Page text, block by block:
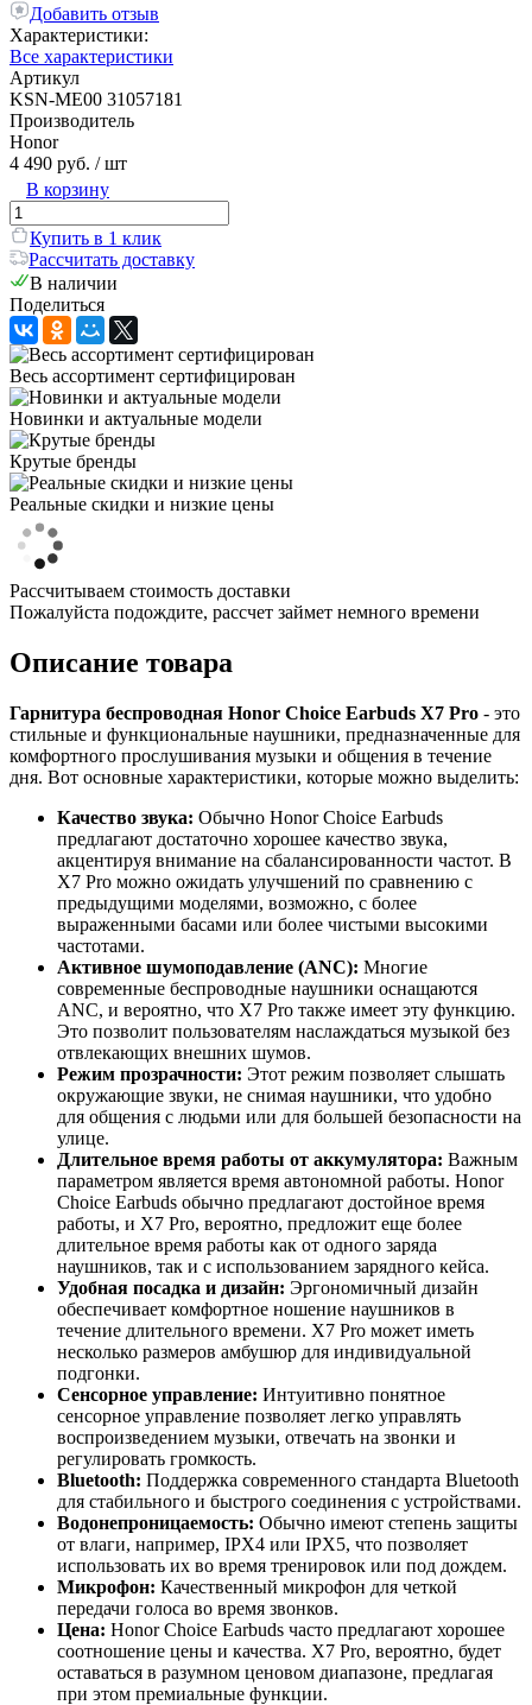
Добавить отзыв
Характеристики:
Все характеристики
Артикул
KSN-ME00 31057181
Производитель
Honor
4 490 руб. / шт
В корзину
Купить в 1 клик
Рассчитать доставку
В наличии
Поделиться
Весь ассортимент сертифицирован
Новинки и актуальные модели
Крутые бренды
Реальные скидки и низкие цены
Рассчитываем стоимость доставки
Пожалуйста подождите, рассчет займет немного времени
Описание товара
Гарнитура беспроводная Honor Choice Earbuds X7 Pro - это
стильные и функциональные наушники, предназначенные для
комфортного прослушивания музыки и общения в течение
дня. Вот основные характеристики, которые можно выделить:
Качество звука: Обычно Honor Choice Earbuds
предлагают достаточно хорошее качество звука,
акцентируя внимание на сбалансированности частот. В
X7 Pro можно ожидать улучшений по сравнению с
предыдущими моделями, возможно, с более
выраженными басами или более чистыми высокими
частотами.
Активное шумоподавление (ANC): Многие
современные беспроводные наушники оснащаются
ANC, и вероятно, что X7 Pro также имеет эту функцию.
Это позволит пользователям наслаждаться музыкой без
отвлекающих внешних шумов.
Режим прозрачности: Этот режим позволяет слышать
окружающие звуки, не снимая наушники, что удобно
для общения с людьми или для большей безопасности на
улице.
Длительное время работы от аккумулятора: Важным
параметром является время автономной работы. Honor
Choice Earbuds обычно предлагают достойное время
работы, и X7 Pro, вероятно, предложит еще более
длительное время работы как от одного заряда
наушников, так и с использованием зарядного кейса.
Удобная посадка и дизайн: Эргономичный дизайн
обеспечивает комфортное ношение наушников в
течение длительного времени. X7 Pro может иметь
несколько размеров амбушюр для индивидуальной
подгонки.
Сенсорное управление: Интуитивно понятное
сенсорное управление позволяет легко управлять
воспроизведением музыки, отвечать на звонки и
регулировать громкость.
Bluetooth: Поддержка современного стандарта Bluetooth
для стабильного и быстрого соединения с устройствами.
Водонепроницаемость: Обычно имеют степень защиты
от влаги, например, IPX4 или IPX5, что позволяет
использовать их во время тренировок или под дождем.
Микрофон: Качественный микрофон для четкой
передачи голоса во время звонков.
Цена: Honor Choice Earbuds часто предлагают хорошее
соотношение цены и качества. X7 Pro, вероятно, будет
оставаться в разумном ценовом диапазоне, предлагая
при этом премиальные функции.